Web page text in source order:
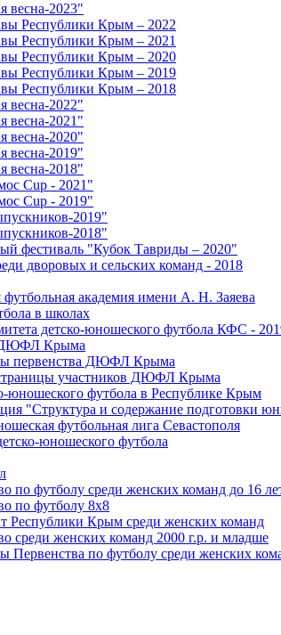
весна-2023"
Республики Крым – 2022
Республики Крым – 2021
Республики Крым – 2020
Республики Крым – 2019
Республики Крым – 2018
весна-2022"
весна-2021"
весна-2020"
весна-2019"
весна-2018"
Cup - 2021"
Cup - 2019"
2019"
2018"
фестиваль "Кубок Тавриды – 2020"
дворовых и сельских команд - 2018
академия имени А. Н. Заяева
в школах
детско-юношеского футбола КФС -
Крыма
первенства ДЮФЛ Крыма
участников ДЮФЛ Крыма
юношеского футбола в Республике Крым
"Структура и содержание подготовки
футбольная лига Севастополя
юношеского футбола
по футболу среди женских команд до 16
по футболу 8х8
Республики Крым среди женских команд
среди женских команд 2000 г.р. и младше
Первенства по футболу среди женских